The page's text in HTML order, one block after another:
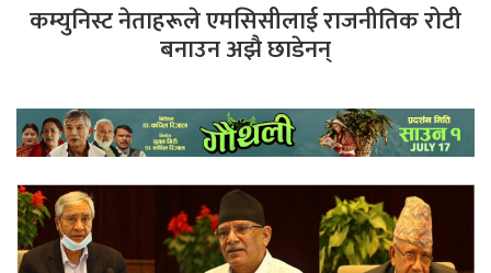
कम्युनिस्ट नेताहरूले एमसिसीलाई राजनीतिक रोटी
बनाउन अझै छाडेनन्